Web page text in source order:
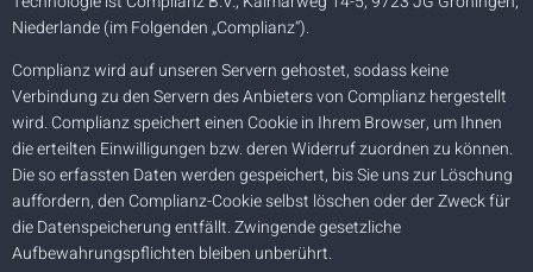
Niederlande (im Folgenden „Complianz“).
Complianz wird auf unseren Servern gehostet, sodass keine
Verbindung zu den Servern des Anbieters von Complianz hergestellt
wird. Complianz speichert einen Cookie in Ihrem Browser, um Ihnen
die erteilten Einwilligungen bzw. deren Widerruf zuordnen zu können.
Die so erfassten Daten werden gespeichert, bis Sie uns zur Löschung
auffordern, den Complianz-Cookie selbst löschen oder der Zweck für
die Datenspeicherung entfällt. Zwingende gesetzliche
Aufbewahrungspflichten bleiben unberührt.